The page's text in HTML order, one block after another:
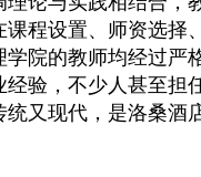
程设置、师资选择
院的教师均经过严
验，不少人甚至担
又现代，是洛桑酒